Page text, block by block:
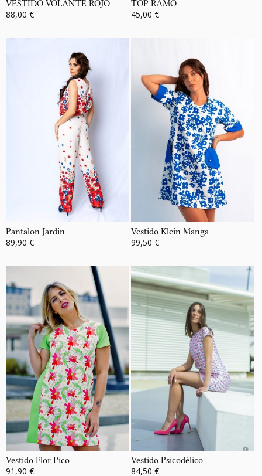
VESTIDO VOLANTE ROJO
88,00 €
TOP RAMO
45,00 €
Pantalon Jardin
89,90 €
Vestido Klein Manga
99,50 €
Vestido Flor Pico
91,90 €
Vestido Psicodélico
84,50 €